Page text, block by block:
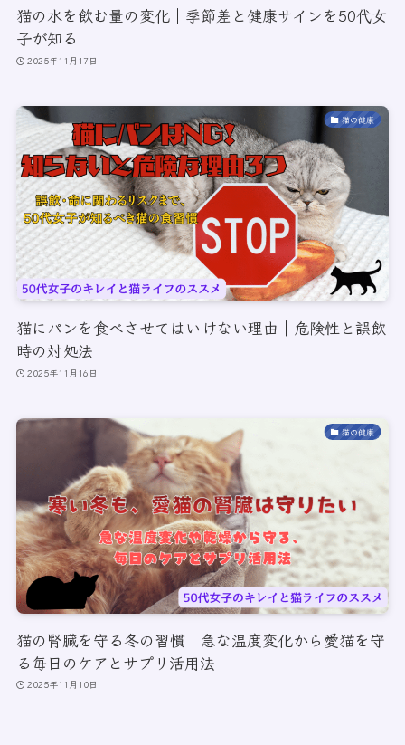
猫の水を飲む量の変化｜季節差と健康サインを50代女
子が知る
2025年11月17日
猫の健康
猫にパンを食べさせてはいけない理由｜危険性と誤飲
時の対処法
2025年11月16日
猫の健康
猫の腎臓を守る冬の習慣｜急な温度変化から愛猫を守
る毎日のケアとサプリ活用法
2025年11月10日